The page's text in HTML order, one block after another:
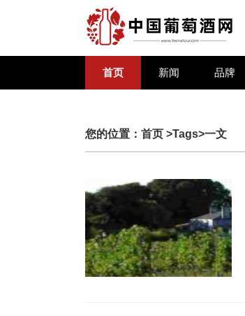
首页 新闻 品牌
您的位置： 首页 >Tags>一文